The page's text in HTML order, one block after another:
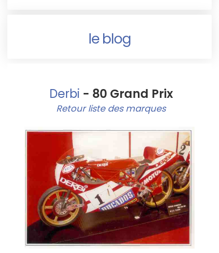
le blog
Derbi - 80 Grand Prix
Retour liste des marques